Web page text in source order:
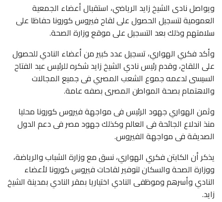
ويواصل نادى الشيخ زايد الرياضي، استقبال أعضاء الجمعية
العمومية لتسجيل الحصول على لقاح فيروس كورونا حفاظا على
سلامتهم وذلك بعد التسجيل على موقع وزارة الصحة.
وأكد فكري الهواري، تسجيل عدد كبير من أعضاء النادي للحصول
على اللقاح، وقدم رئيس نادي الشيخ زايد شكره للرئيس عبد الفتاح
السيسى لدعمه جموع الشعب المصري فى جميع المجالات
والاهتمام بصحة المواطن المصرى بصفه عامة.
وثمن الهواري جهود الرئيس فى مواجهة فيروس كورونا محليا
منذ اندلاع الجائحة فى العالم وكذلك جهود مصر فى دعم الدول
الصديقة فى مواجهة الفيروس.
يذكر أن الكابتن فكري الهواري، نسق مع وزارة الشباب والرياضة،
ووزارة الصحة والسكان لتوفير لقاحات فيروس كورونا لأعضاء
النادي وأسرهم وموظفى النادي اختياريا بمقر النادي بمدينة الشيخ
زايد.